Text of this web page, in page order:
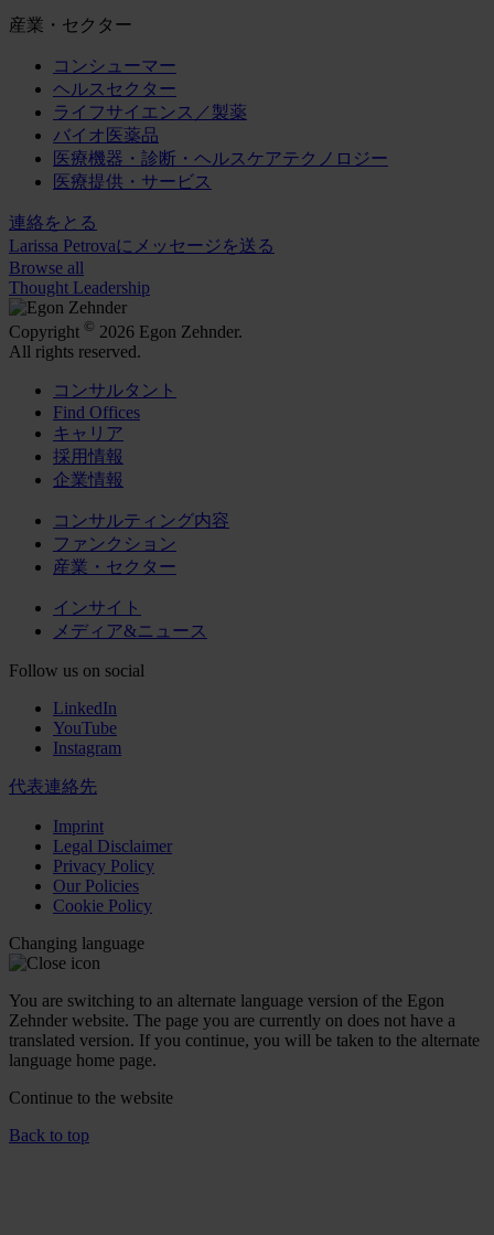
産業・セクター
コンシューマー
ヘルスセクター
ライフサイエンス／製薬
バイオ医薬品
医療機器・診断・ヘルスケアテクノロジー
医療提供・サービス
連絡をとる
Larissa Petrovaにメッセージを送る
Browse all
Thought Leadership
Copyright © 2026 Egon Zehnder.
All rights reserved.
コンサルタント
Find Offices
キャリア
採用情報
企業情報
コンサルティング内容
ファンクション
産業・セクター
インサイト
メディア&ニュース
Follow us on social
LinkedIn
YouTube
Instagram
代表連絡先
Imprint
Legal Disclaimer
Privacy Policy
Our Policies
Cookie Policy
Changing language
You are switching to an alternate language version of the Egon
Zehnder website. The page you are currently on does not have a
translated version. If you continue, you will be taken to the alternate
language home page.
Continue to the website
Back to top